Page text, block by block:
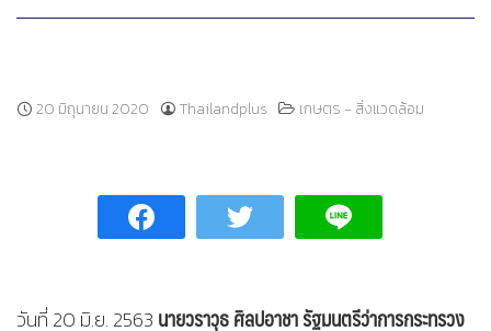
20 มิถุนายน 2020 Thailandplus เกษตร - สิ่งแวดล้อม
วันที่ 20​ มิ.ย. 2563 นายวราวุธ ศิลปอาชา รัฐมนตรีว่าการกระทรวง